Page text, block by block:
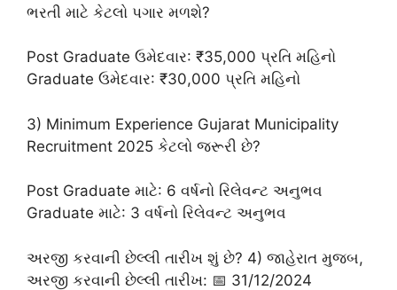
ભરતી માટે કેટલો પગાર મળશે?
Post Graduate ઉમેદવાર: ₹35,000 પ્રતિ મહિનો
Graduate ઉમેદવાર: ₹30,000 પ્રતિ મહિનો
3) Minimum Experience Gujarat Municipality
Recruitment 2025 કેટલો જરૂરી છે?
Post Graduate માટે: 6 વર્ષનો રિલેવન્ટ અનુભવ
Graduate માટે: 3 વર્ષનો રિલેવન્ટ અનુભવ
અરજી કરવાની છેલ્લી તારીખ શું છે? 4) જાહેરાત મુજબ,
અરજી કરવાની છેલ્લી તારીખ: 📅 31/12/2024